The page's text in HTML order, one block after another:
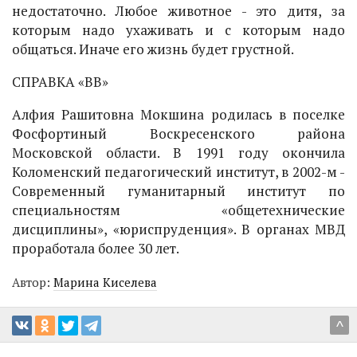
недостаточно. Любое животное - это дитя, за
которым надо ухаживать и с которым надо
общаться. Иначе его жизнь будет грустной.
СПРАВКА «ВВ»
Алфия Рашитовна Мокшина родилась в поселке
Фосфортиный Воскресенского района
Московской области. В 1991 году окончила
Коломенский педагогический институт, в 2002-м -
Современный гуманитарный институт по
специальностям «общетехнические
дисциплины», «юриспруденция». В органах МВД
проработала более 30 лет.
Автор: Марина Киселева
^